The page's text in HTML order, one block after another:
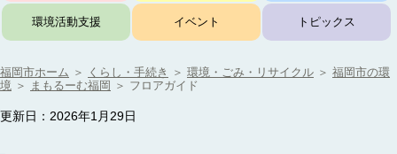
環境活動支援 イベント トピックス
福岡市ホーム ＞ くらし・手続き ＞ 環境・ごみ・リサイクル ＞ 福岡市の環
境 ＞ まもるーむ福岡 ＞ フロアガイド
更新日：2026年1月29日